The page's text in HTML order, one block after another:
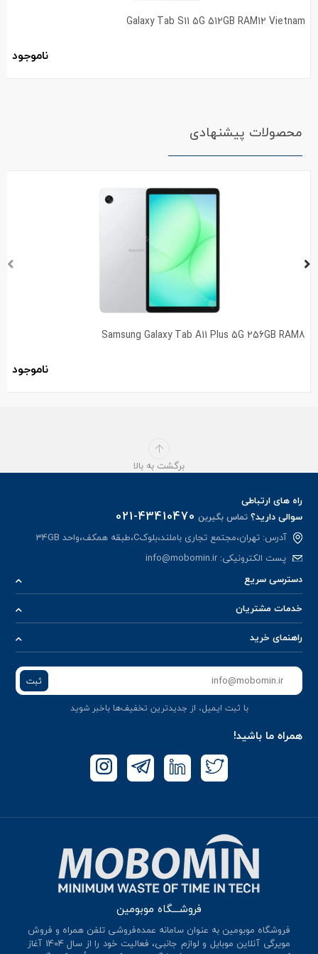
Galaxy Tab S11 5G 512GB RAM12 Vietnam
ناموجود
محصولات پیشنهادی
Samsung Galaxy Tab A11 Plus 5G 256GB RAM8
ناموجود
برگشت به بالا
راه های ارتباطی
سوالی دارید؟تماس بگیرین 021-43410470
آدرس: تهران،مجتمع تجاری باملند،بلوکC،طبقه همکف،واحد 34GB
پست الکترونیکی:info@mobomin.ir
دسترسی سریع
خدمات مشتریان
راهنمای خرید
ثبت
با ثبت ایمیل، از جدید‌ترین تخفیف‌ها با‌خبر شوید
همراه ما باشید!
فروشـــگاه موبومین
فروشگاه موبومین به عنوان سامانه عمده‌فروشی تلفن همراه و فروش
مویرگی آنلاین موبایل و لوازم جانبی، فعالیت خود را از سال 140۴ آغاز